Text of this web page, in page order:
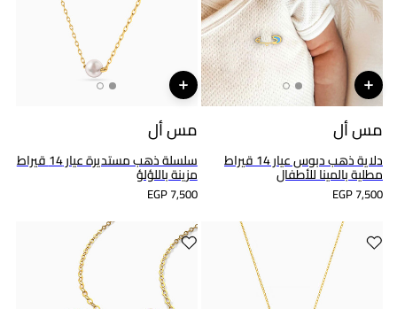
مس أل
دلاية ذهب دبوس عيار 14 قيراط
مطلية بالمينا للأطفال
EGP 7,500
مس أل
سلسلة ذهب مستديرة عيار 14 قيراط
مزينة باللؤلؤ
EGP 7,500